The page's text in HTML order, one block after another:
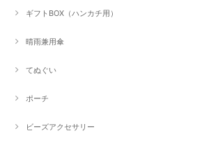
ギフトBOX（ハンカチ用）
晴雨兼用傘
てぬぐい
ポーチ
ビーズアクセサリー